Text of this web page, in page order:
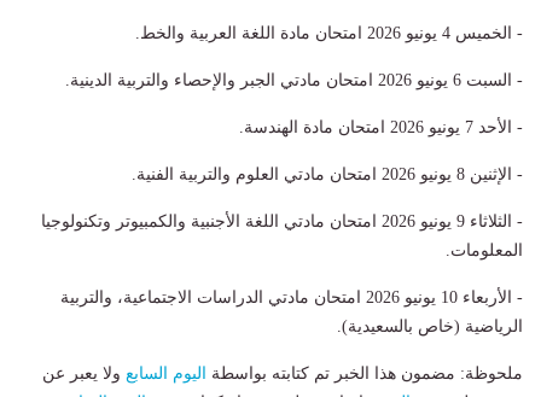
- الخميس 4 يونيو 2026 امتحان مادة اللغة العربية والخط.
- السبت 6 يونيو 2026 امتحان مادتي الجبر والإحصاء والتربية الدينية.
- الأحد 7 يونيو 2026 امتحان مادة الهندسة.
- الإثنين 8 يونيو 2026 امتحان مادتي العلوم والتربية الفنية.
- الثلاثاء 9 يونيو 2026 امتحان مادتي اللغة الأجنبية والكمبيوتر وتكنولوجيا
المعلومات.
- الأربعاء 10 يونيو 2026 امتحان مادتي الدراسات الاجتماعية، والتربية
الرياضية (خاص بالسعيدية).
ملحوظة: مضمون هذا الخبر تم كتابته بواسطة اليوم السابع ولا يعبر عن